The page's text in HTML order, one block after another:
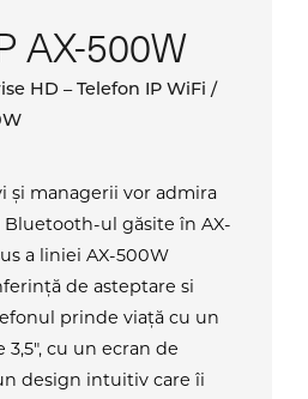
AX-500W
HD – Telefon IP WiFi /
și managerii vor admira
ul găsite în AX-
a liniei AX-500W
de asteptare si
prinde viață cu un
3,5″, cu un ecran de
design intuitiv care îi